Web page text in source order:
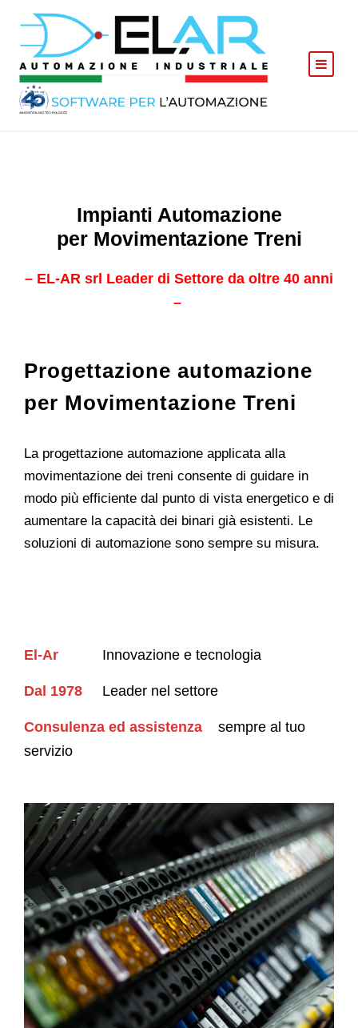
Impianti Automazione
per Movimentazione Treni
– EL-AR srl Leader di Settore da oltre 40 anni
–
Progettazione automazione
per Movimentazione Treni
La progettazione automazione applicata alla
movimentazione dei treni consente di guidare in
modo più efficiente dal punto di vista energetico e di
aumentare la capacità dei binari già esistenti. Le
soluzioni di automazione sono sempre su misura.
El-Ar Innovazione e tecnologia
Dal 1978 Leader nel settore
Consulenza ed assistenza
sempre al tuo
servizio